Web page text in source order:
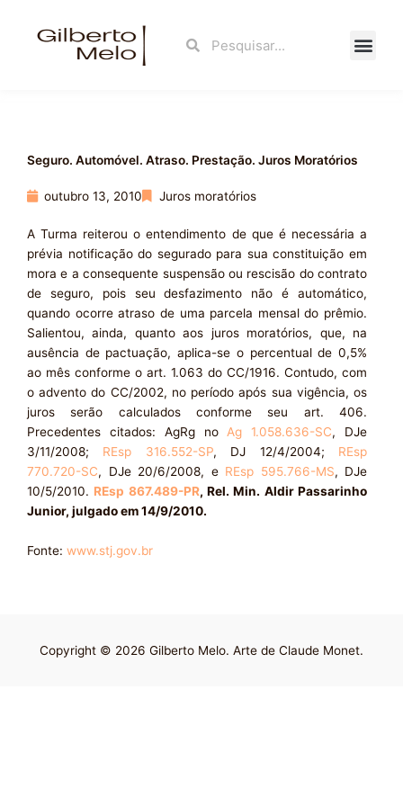
Search
Seguro. Automóvel. Atraso. Prestação. Juros Moratórios
outubro 13, 2010 Juros moratórios
A Turma reiterou o entendimento de que é necessária a
prévia notificação do segurado para sua constituição em
mora e a consequente suspensão ou rescisão do contrato
de seguro, pois seu desfazimento não é automático,
quando ocorre atraso de uma parcela mensal do prêmio.
Salientou, ainda, quanto aos juros moratórios, que, na
ausência de pactuação, aplica-se o percentual de 0,5%
ao mês conforme o art. 1.063 do CC/1916. Contudo, com
o advento do CC/2002, no período após sua vigência, os
juros serão calculados conforme seu art. 406.
Precedentes citados: AgRg no Ag 1.058.636-SC, DJe
3/11/2008; REsp 316.552-SP, DJ 12/4/2004; REsp
770.720-SC, DJe 20/6/2008, e REsp 595.766-MS, DJe
10/5/2010. REsp 867.489-PR, Rel. Min. Aldir Passarinho
Junior, julgado em 14/9/2010.
Fonte: www.stj.gov.br
Copyright © 2026 Gilberto Melo. Arte de Claude Monet.